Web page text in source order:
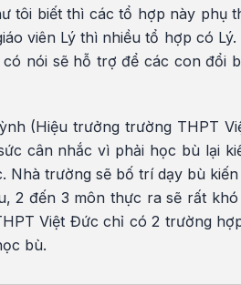
tôi biết thì các tổ hợp này phụ
viên Lý thì nhiều tổ hợp có
nói sẽ hỗ trợ để các con đổi
(Hiệu trưởng trường THPT
cân nhắc vì phải học bù lại
Nhà trường sẽ bố trí dạy bù
2 đến 3 môn thực ra sẽ rất
Việt Đức chỉ có 2 trường
bù.